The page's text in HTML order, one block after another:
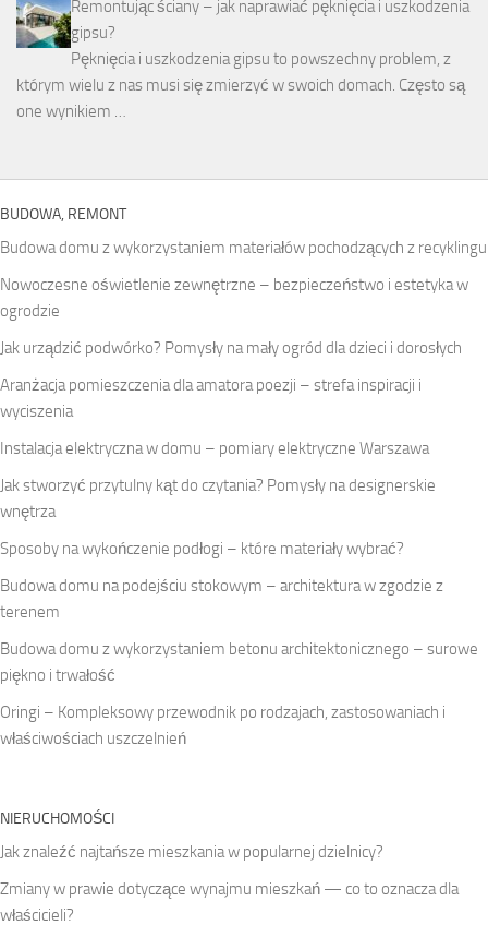
Remontując ściany – jak naprawiać pęknięcia i uszkodzenia
gipsu?
Pęknięcia i uszkodzenia gipsu to powszechny problem, z
którym wielu z nas musi się zmierzyć w swoich domach. Często są
one wynikiem …
BUDOWA, REMONT
Budowa domu z wykorzystaniem materiałów pochodzących z recyklingu
Nowoczesne oświetlenie zewnętrzne – bezpieczeństwo i estetyka w
ogrodzie
Jak urządzić podwórko? Pomysły na mały ogród dla dzieci i dorosłych
Aranżacja pomieszczenia dla amatora poezji – strefa inspiracji i
wyciszenia
Instalacja elektryczna w domu – pomiary elektryczne Warszawa
Jak stworzyć przytulny kąt do czytania? Pomysły na designerskie
wnętrza
Sposoby na wykończenie podłogi – które materiały wybrać?
Budowa domu na podejściu stokowym – architektura w zgodzie z
terenem
Budowa domu z wykorzystaniem betonu architektonicznego – surowe
piękno i trwałość
Oringi – Kompleksowy przewodnik po rodzajach, zastosowaniach i
właściwościach uszczelnień
NIERUCHOMOŚCI
Jak znaleźć najtańsze mieszkania w popularnej dzielnicy?
Zmiany w prawie dotyczące wynajmu mieszkań — co to oznacza dla
właścicieli?